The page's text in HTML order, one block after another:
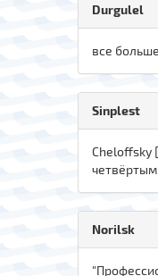
Durgulel
все
Sinplest
Cheloffsky
Norilsk